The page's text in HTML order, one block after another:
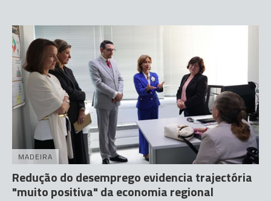
MADEIRA
Redução do desemprego evidencia trajectória
"muito positiva" da economia regional